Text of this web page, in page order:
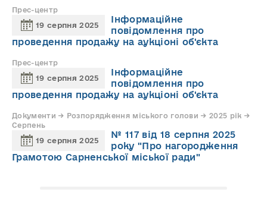
Прес-центр
19 серпня 2025
Інформаційне
повідомлення про
проведення продажу на аукціоні об'єкта
Прес-центр
19 серпня 2025
Інформаційне
повідомлення про
проведення продажу на аукціоні об'єкта
Документи → Розпорядження міського голови → 2025 рік →
Серпень
19 серпня 2025
№ 117 від 18 серпня 2025
року "Про нагородження
Грамотою Сарненської міської ради"